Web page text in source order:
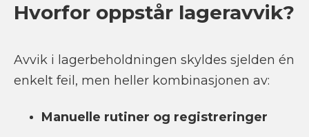
Hvorfor oppstår lageravvik?
Avvik i lagerbeholdningen skyldes sjelden én
enkelt feil, men heller kombinasjonen av:
Manuelle rutiner og registreringer